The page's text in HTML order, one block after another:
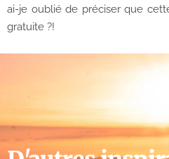
ai-je oublié de préciser que
gratuite ?!